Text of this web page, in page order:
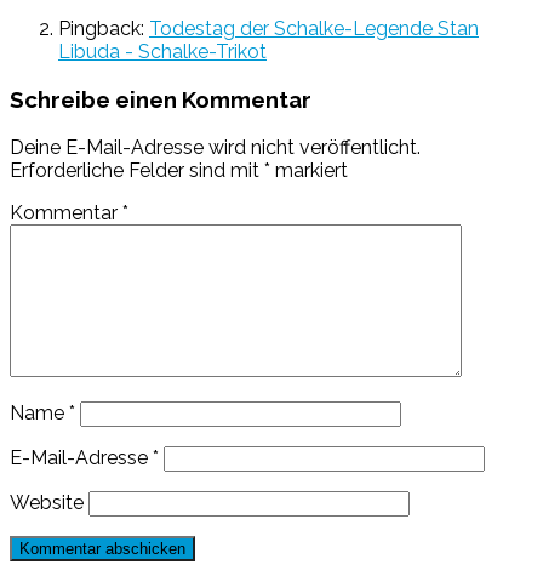
Pingback: Todestag der Schalke-Legende Stan
Libuda - Schalke-Trikot
Schreibe einen Kommentar
Deine E-Mail-Adresse wird nicht veröffentlicht.
Erforderliche Felder sind mit * markiert
Kommentar *
Name *
E-Mail-Adresse *
Website